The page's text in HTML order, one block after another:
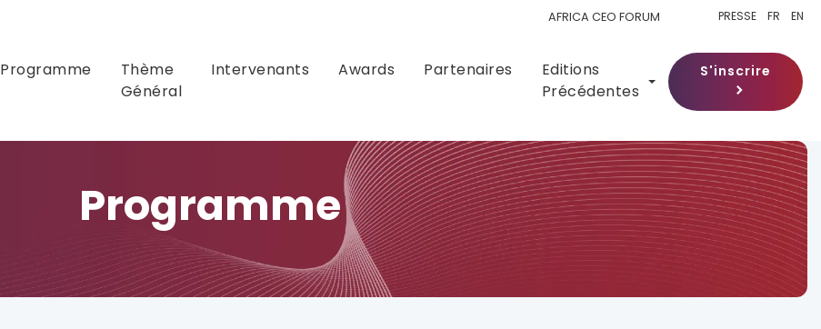
Programme
Thème
Général
Intervenants Awards Partenaires
Editions
Précédentes
AFRICA CEO FORUM
S'inscrire
PRESSE FR EN
Programme